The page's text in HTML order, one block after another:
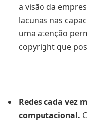
a visão da
lacunas nas
uma atenção
copyright que
Redes cada vez
computacional.